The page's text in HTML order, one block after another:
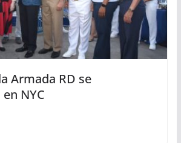
Armada RD se
NYC